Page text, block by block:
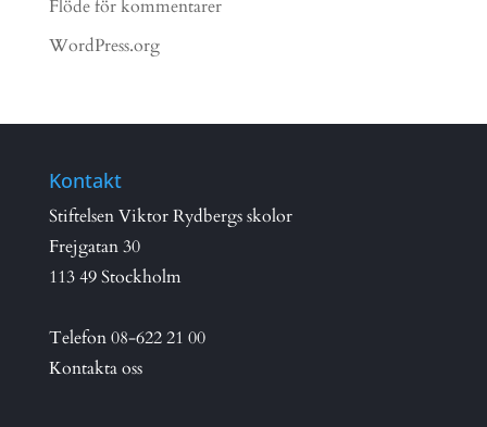
Flöde för kommentarer
WordPress.org
Kontakt
Stiftelsen Viktor Rydbergs skolor
Frejgatan 30
113 49 Stockholm
Telefon08-622 21 00
Kontakta oss